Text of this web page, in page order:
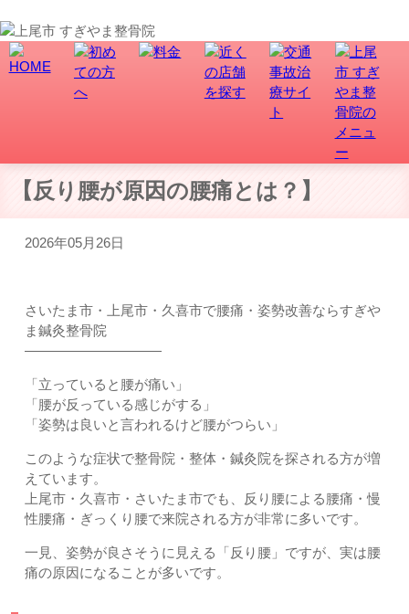
【反り腰が原因の腰痛とは？】
2026年05月26日
さいたま市・上尾市・久喜市で腰痛・姿勢改善ならすぎや
ま鍼灸整骨院
――――――――――
「立っていると腰が痛い」
「腰が反っている感じがする」
「姿勢は良いと言われるけど腰がつらい」
このような症状で整骨院・整体・鍼灸院を探される方が増
えています。
上尾市・久喜市・さいたま市でも、反り腰による腰痛・慢
性腰痛・ぎっくり腰で来院される方が非常に多いです。
一見、姿勢が良さそうに見える「反り腰」ですが、実は腰
痛の原因になることが多いです。